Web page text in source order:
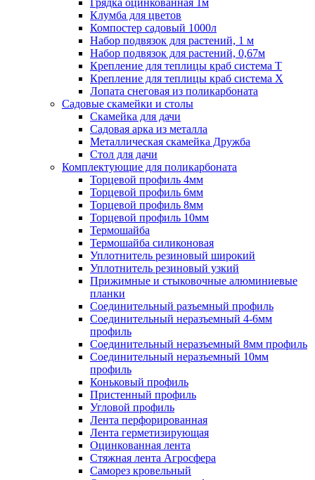
Клумба для цветов
Компостер садовый 1000л
Набор подвязок для растений, 1 м
Набор подвязок для растений, 0,67м
Крепление для теплицы краб система Т
Крепление для теплицы краб система Х
Лопата снеговая из поликарбоната
Садовые скамейки и столы
Скамейка для дачи
Садовая арка из металла
Металлическая скамейка Дружба
Стол для дачи
Комплектующие для поликарбоната
Торцевой профиль 4мм
Торцевой профиль 6мм
Торцевой профиль 8мм
Торцевой профиль 10мм
Термошайба
Термошайба силиконовая
Уплотнитель резиновый широкий
Уплотнитель резиновый узкий
Прижимные и стыковочные алюминиевые
планки
Соединительный разъемный профиль
Соединительный неразъемный 4-6мм
профиль
Соединительный неразъемный 8мм профиль
Соединительный неразъемный 10мм
профиль
Коньковый профиль
Пристенный профиль
Угловой профиль
Лента перфорированная
Лента герметизирующая
Оцинкованная лента
Стяжная лента Агросфера
Саморез кровельный